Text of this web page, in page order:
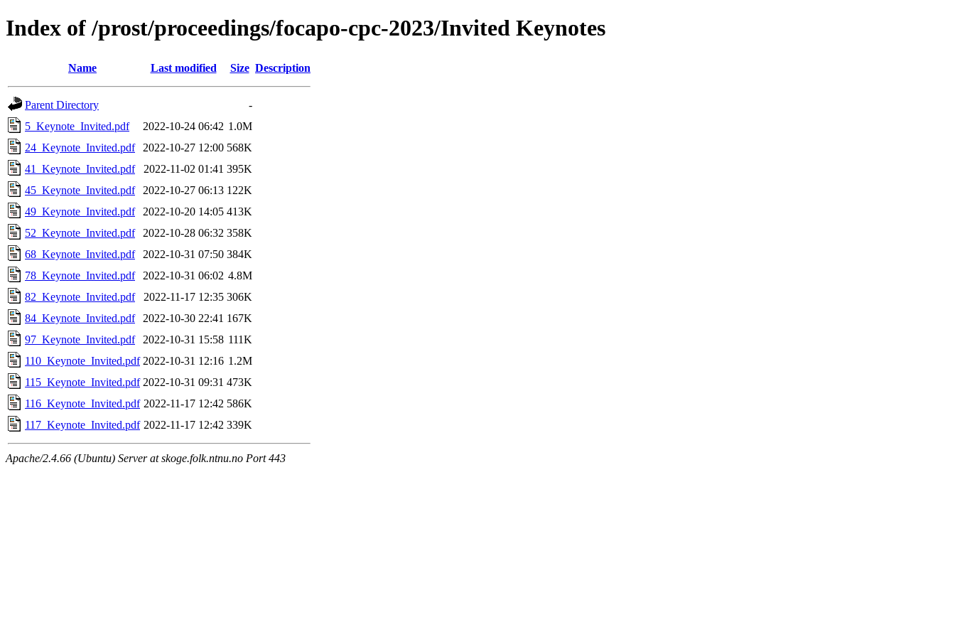
Index of /prost/proceedings/focapo-cpc-2023/Invited Keynotes
Name Last modified Size Description
Parent Directory
-
5_Keynote_Invited.pdf
2022-10-24 06:42 1.0M
24_Keynote_Invited.pdf
2022-10-27 12:00 568K
41_Keynote_Invited.pdf
2022-11-02 01:41 395K
45_Keynote_Invited.pdf
2022-10-27 06:13 122K
49_Keynote_Invited.pdf
2022-10-20 14:05 413K
52_Keynote_Invited.pdf
2022-10-28 06:32 358K
68_Keynote_Invited.pdf
2022-10-31 07:50 384K
78_Keynote_Invited.pdf
2022-10-31 06:02 4.8M
82_Keynote_Invited.pdf
2022-11-17 12:35 306K
84_Keynote_Invited.pdf
2022-10-30 22:41 167K
97_Keynote_Invited.pdf
2022-10-31 15:58 111K
110_Keynote_Invited.pdf 2022-10-31 12:16 1.2M
115_Keynote_Invited.pdf 2022-10-31 09:31 473K
116_Keynote_Invited.pdf 2022-11-17 12:42 586K
117_Keynote_Invited.pdf 2022-11-17 12:42 339K
Apache/2.4.66 (Ubuntu) Server at skoge.folk.ntnu.no Port 443